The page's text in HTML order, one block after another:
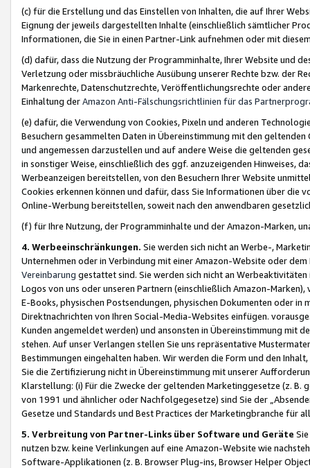
(c) für die Erstellung und das Einstellen von Inhalten, die auf Ihrer
Eignung der jeweils dargestellten Inhalte (einschließlich sämtlicher
Informationen, die Sie in einen Partner-Link aufnehmen oder mit
(d) dafür, dass die Nutzung der Programminhalte, Ihrer Website und
Verletzung oder missbräuchliche Ausübung unserer Rechte bzw. der
Markenrechte, Datenschutzrechte, Veröffentlichungsrechte oder
Einhaltung derAmazon Anti-Fälschungsrichtlinien für das
(e) dafür, die Verwendung von Cookies, Pixeln und anderen
Besuchern gesammelten Daten in Übereinstimmung mit den
und angemessen darzustellen und auf andere Weise die geltenden
in sonstiger Weise, einschließlich des ggf. anzuzeigenden Hinweises,
Werbeanzeigen bereitstellen, von den Besuchern Ihrer Website
Cookies erkennen können und dafür, dass Sie Informationen über die
Online-Werbung bereitstellen, soweit nach den anwendbaren
(f) für Ihre Nutzung, der Programminhalte und der Amazon-Marken,
4. Werbeeinschränkungen. Sie werden sich nicht an Werbe-,
Unternehmen oder in Verbindung mit einer Amazon-Website oder
Vereinbarung gestattet sind. Sie werden sich nicht an
Logos von uns oder unseren Partnern (einschließlich Amazon-
E-Books, physischen Postsendungen, physischen Dokumenten oder in
Direktnachrichten von Ihren Social-Media-Websites einfügen.
Kunden angemeldet werden) und ansonsten in Übereinstimmung mit
stehen. Auf unser Verlangen stellen Sie uns repräsentative
Bestimmungen eingehalten haben. Wir werden die Form und den
Sie die Zertifizierung nicht in Übereinstimmung mit unserer
Klarstellung: (i) Für die Zwecke der geltenden Marketinggesetze (z. B.
von 1991 und ähnlicher oder Nachfolgegesetze) sind Sie der
Gesetze und Standards und Best Practices der Marketingbranche für
5. Verbreitung von Partner-Links über Software und Geräte
nutzen bzw. keine Verlinkungen auf eine Amazon-Website wie
Software-Applikationen (z. B. Browser Plug-ins, Browser Helper